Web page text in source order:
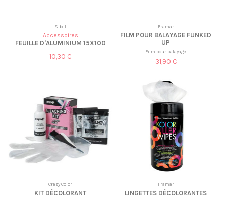
Sibel
Accessoires
FEUILLE D'ALUMINIUM 15X100
10,30 €
Framar
FILM POUR BALAYAGE FUNKED
UP
Film pour balayage
31,90 €
Crazy Color
KIT DÉCOLORANT
Framar
LINGETTES DÉCOLORANTES